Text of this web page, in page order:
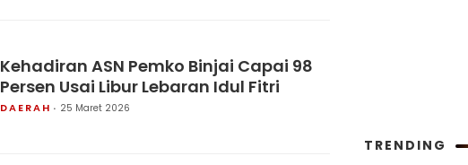
Kehadiran ASN Pemko Binjai Capai 98
Persen Usai Libur Lebaran Idul Fitri
DAERAH 25 Maret 2026
TRENDING